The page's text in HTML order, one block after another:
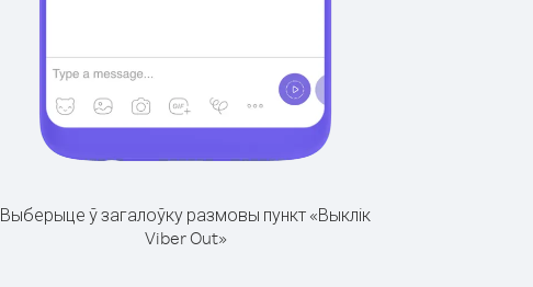
Выберыце ў загалоўку размовы пункт «Выклік
Viber Out»